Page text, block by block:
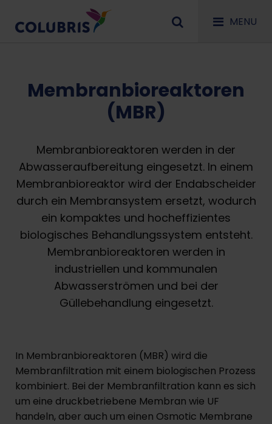
MENU
Membranbioreaktoren
(MBR)
Membranbioreaktoren werden in der
Abwasseraufbereitung eingesetzt. In einem
Membranbioreaktor wird der Endabscheider
durch ein Membransystem ersetzt, wodurch
ein kompaktes und hocheffizientes
biologisches Behandlungssystem entsteht.
Membranbioreaktoren werden in
industriellen und kommunalen
Abwasserströmen und bei der
Güllebehandlung eingesetzt.
In Membranbioreaktoren (MBR) wird die
Membranfiltration mit einem biologischen Prozess
kombiniert. Bei der Membranfiltration kann es sich
um eine druckbetriebene Membran wie UF
handeln, aber auch um einen Osmotic Membrane